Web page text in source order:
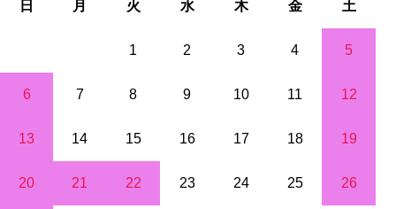
日 月 火 水 木 金 土
1 2 3 4 5
6 7 8 9 10 11 12
13 14 15 16 17 18 19
20 21 22 23 24 25 26